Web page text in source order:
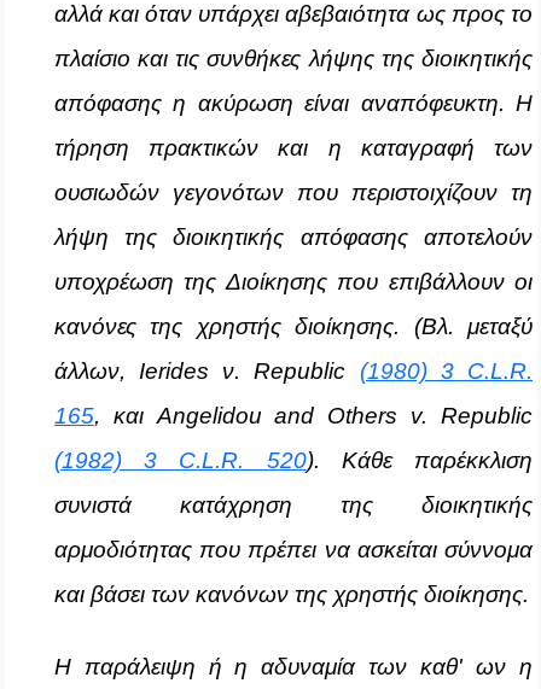
αλλά και όταν υπάρχει αβεβαιότητα ως προς το
πλαίσιο και τις συνθήκες λήψης της διοικητικής
απόφασης η ακύρωση είναι αναπόφευκτη. Η
τήρηση πρακτικών και η καταγραφή των
ουσιωδών γεγονότων που περιστοιχίζουν τη
λήψη της διοικητικής απόφασης αποτελούν
υποχρέωση της Διοίκησης που επιβάλλουν οι
κανόνες της χρηστής διοίκησης. (Βλ.μεταξύ
άλλων, Ierides ν. Republic (1980) 3 C.L.R.
165, καιAngelidou and Others v. Republic
(1982) 3 C.L.R. 520). Κάθε παρέκκλιση
συνιστά κατάχρηση της διοικητικής
αρμοδιότητας που πρέπει να ασκείται σύννομα
και βάσει των κανόνων της χρηστής διοίκησης.
Η παράλειψη ή η αδυναμία των καθ' ων η